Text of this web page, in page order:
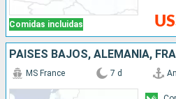
Comidas incluidas
PAISES BAJOS, ALEMANIA,
MS France 7 d